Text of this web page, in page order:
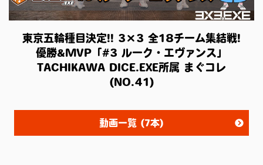
東京五輪種目決定!! 3×3 全18チーム集結戦!
優勝&MVP「#3 ルーク・エヴァンス」
TACHIKAWA DICE.EXE所属 まぐコレ
(NO.41)
動画一覧 (7本)